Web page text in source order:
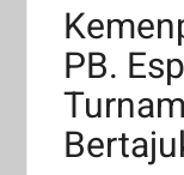
PB.